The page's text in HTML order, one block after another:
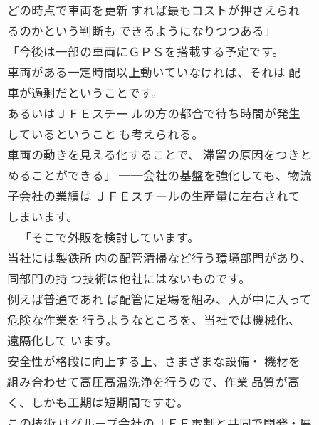
どの時点で車両を更新 すれば最もコストが押さえられ
るのかという判断も できるようになりつつある」
「今後は一部の車両にＧＰＳを搭載する予定です。
車両がある一定時間以上動いていなければ、それは 配
車が過剰だということです。
あるいはＪＦＥスチー ルの方の都合で待ち時間が発生
しているということ も考えられる。
車両の動きを見える化することで、 滞留の原因をつきと
めることができる」 ──会社の基盤を強化しても、物流
子会社の業績は ＪＦＥスチールの生産量に左右されて
しまいます。
「そこで外販を検討しています。
当社には製鉄所 内の配管清掃など行う環境部門があり、
同部門の持 つ技術は他社にはないものです。
例えば普通であれ ば配管に足場を組み、人が中に入って
危険な作業を 行うようなところを、当社では機械化、
遠隔化して います。
安全性が格段に向上する上、さまざまな設備・ 機材を
組み合わせて高圧高温洗浄を行うので、作業 品質が高
く、しかも工期は短期間ですむ。